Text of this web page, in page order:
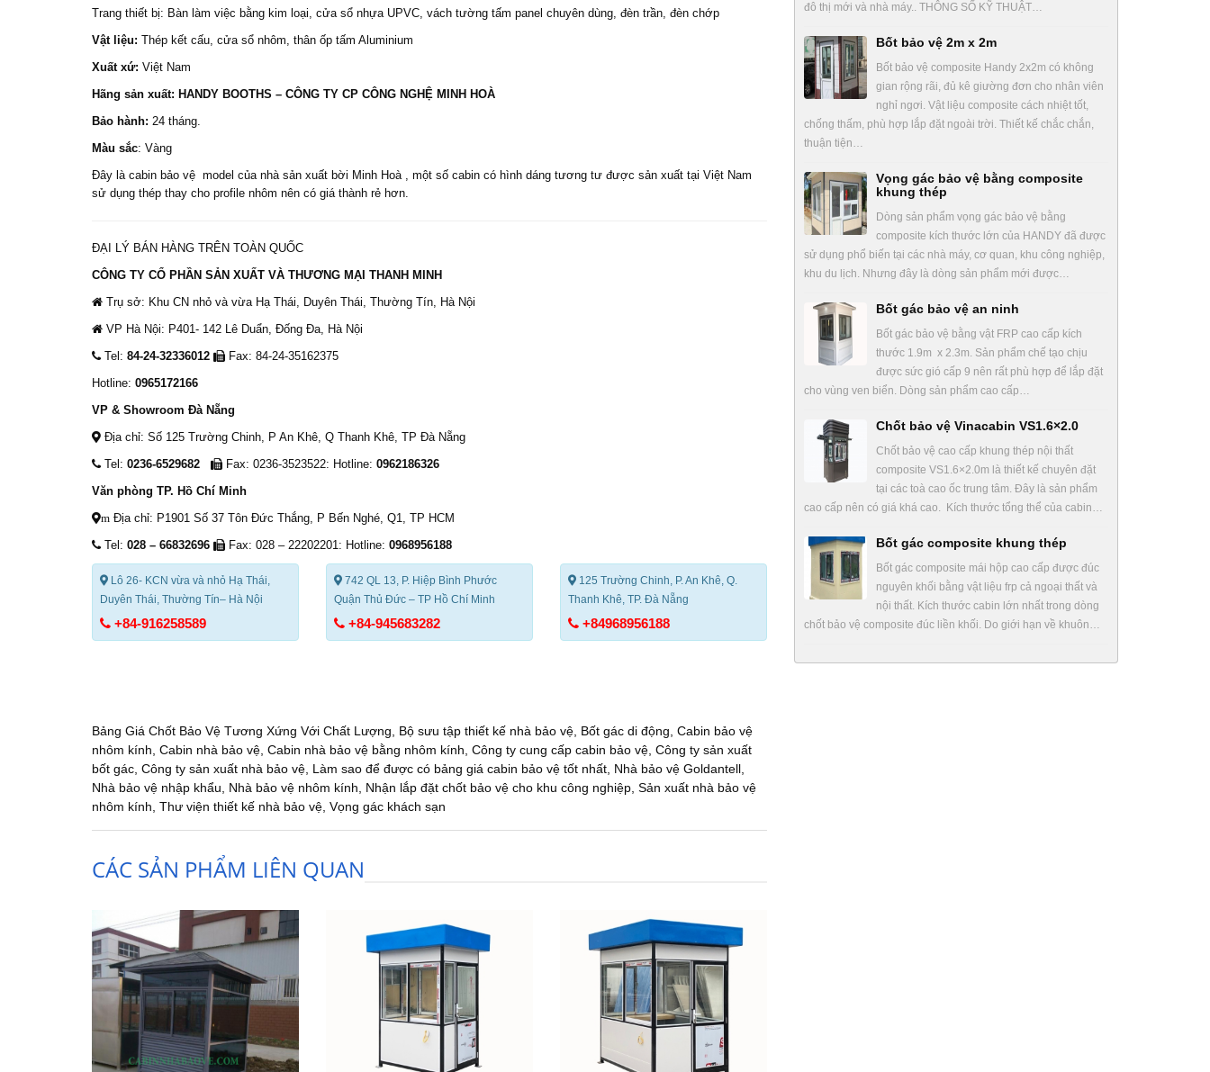
Trang thiết bị: Bàn làm việc bằng kim loại, cửa sổ nhựa UPVC, vách tường tấm panel chuyên dùng, đèn trần, đèn chớp
Vật liệu: Thép kết cấu, cửa sổ nhôm, thân ốp tấm Aluminium
Xuất xứ: Việt Nam
Hãng sản xuất: HANDY BOOTHS – CÔNG TY CP CÔNG NGHỆ MINH HOÀ
Bảo hành: 24 tháng.
Màu sắc: Vàng
Đây là cabin bảo vệ model của nhà sản xuất bời Minh Hoà , một số cabin có hình dáng tương tư được sản xuất tại Việt Nam
sử dụng thép thay cho profile nhôm nên có giá thành rẻ hơn.
ĐẠI LÝ BÁN HÀNG TRÊN TOÀN QUỐC
CÔNG TY CỔ PHẦN SẢN XUẤT VÀ THƯƠNG MẠI THANH MINH
Trụ sở: Khu CN nhỏ và vừa Hạ Thái, Duyên Thái, Thường Tín, Hà Nội
VP Hà Nội: P401- 142 Lê Duẩn, Đống Đa, Hà Nội
Tel: 84-24-32336012
Fax: 84-24-35162375
Hotline: 0965172166
VP & Showroom Đà Nẵng
Địa chỉ: Số 125 Trường Chinh, P An Khê, Q Thanh Khê, TP Đà Nẵng
Tel: 0236-6529682 Fax: 0236-3523522: Hotline: 0962186326
Văn phòng TP. Hồ Chí Minh
m Địa chỉ: P1901 Số 37 Tôn Đức Thắng, P Bến Nghé, Q1, TP HCM
Tel: 028 – 66832696 Fax: 028 – 22202201: Hotline: 0968956188
Lô 26- KCN vừa và nhỏ Hạ Thái,
Duyên Thái, Thường Tín– Hà Nội
+84-916258589
742 QL 13, P. Hiệp Bình Phước
Quận Thủ Đức – TP Hồ Chí Minh
+84-945683282
125 Trường Chinh, P. An Khê, Q.
Thanh Khê, TP. Đà Nẵng
+84968956188
Bảng Giá Chốt Bảo Vệ Tương Xứng Với Chất Lượng Bộ sưu tập thiết kế nhà bảo vệ Bốt gác di động Cabin bảo vệ
nhôm kính Cabin nhà bảo vệ Cabin nhà bảo vệ bằng nhôm kính Công ty cung cấp cabin bảo vệ Công ty sản xuất
bốt gác Công ty sản xuất nhà bảo vệ Làm sao để được có bảng giá cabin bảo vệ tốt nhất Nhà bảo vệ Goldantell
Nhà bảo vệ nhập khẩu
Nhà bảo vệ nhôm kính Nhận lắp đặt chốt bảo vệ cho khu công nghiệp Sản xuất nhà bảo vệ
nhôm kính Thư viện thiết kế nhà bảo vệ Vọng gác khách sạn
CÁC SẢN PHẨM LIÊN QUAN
đô thị mới và nhà máy.. THÔNG SỐ KỸ THUẬT…
Bốt bảo vệ 2m x 2m
Bốt bảo vệ composite Handy 2x2m có không
gian rộng rãi, đủ kê giường đơn cho nhân viên
nghỉ ngơi. Vật liệu composite cách nhiệt tốt,
chống thấm, phù hợp lắp đặt ngoài trời. Thiết kế chắc chắn,
thuận tiện…
Vọng gác bảo vệ bằng composite
khung thép
Dòng sản phẩm vọng gác bảo vệ bằng
composite kích thước lớn của HANDY đã được
sử dụng phổ biến tại các nhà máy, cơ quan, khu công nghiệp,
khu du lịch. Nhưng đây là dòng sản phẩm mới được…
Bốt gác bảo vệ an ninh
Bốt gác bảo vệ bằng vật FRP cao cấp kích
thước 1.9m x 2.3m. Sản phẩm chế tạo chịu
được sức gió cấp 9 nên rất phù hợp để lắp đặt
cho vùng ven biển. Dòng sản phẩm cao cấp…
Chốt bảo vệ Vinacabin VS1.6×2.0
Chốt bảo vệ cao cấp khung thép nội thất
composite VS1.6×2.0m là thiết kế chuyên đặt
tại các toà cao ốc trung tâm. Đây là sản phẩm
cao cấp nên có giá khá cao. Kích thước tổng thể của cabin…
Bốt gác composite khung thép
Bốt gác composite mái hộp cao cấp được đúc
nguyên khối bằng vật liệu frp cả ngoại thất và
nội thất. Kích thước cabin lớn nhất trong dòng
chốt bảo vệ composite đúc liền khối. Do giới hạn về khuôn…